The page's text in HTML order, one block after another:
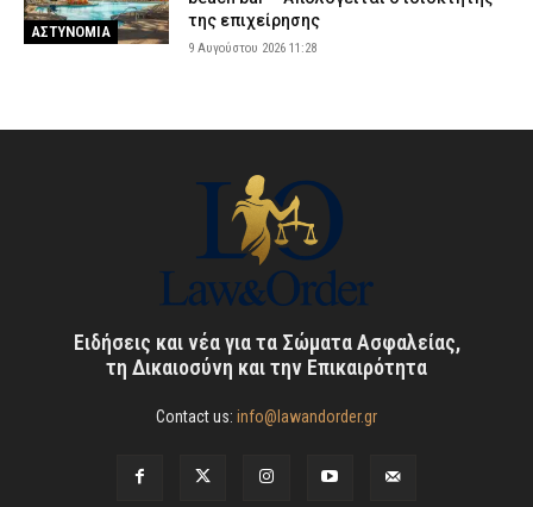
ΑΣΤΥΝΟΜΙΑ
της επιχείρησης
9 Αυγούστου 2026 11:28
Ειδήσεις και νέα για τα Σώματα Ασφαλείας,
τη Δικαιοσύνη και την Επικαιρότητα
Contact us: info@lawandorder.gr